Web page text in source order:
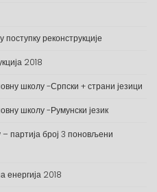
реконструкције
2018
школу -Српски + страни језици
школу -Румунски језик
партија број 3 поновљени
енергија 2018